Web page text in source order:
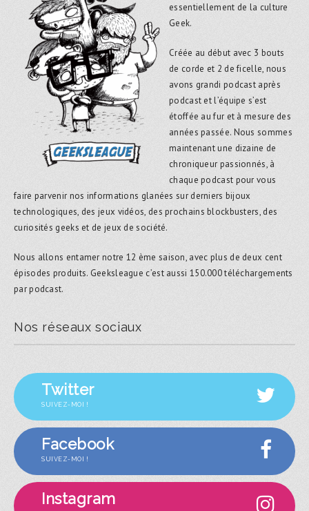
essentiellement de la culture
Geek.
Créée au début avec 3 bouts
de corde et 2 de ficelle, nous
avons grandi podcast après
podcast et l’équipe s’est
étoffée au fur et à mesure des
années passée. Nous sommes
maintenant une dizaine de
chroniqueur passionnés, à
chaque podcast pour vous
faire parvenir nos informations glanées sur derniers bijoux
technologiques, des jeux vidéos, des prochains blockbusters, des
curiosités geeks et de jeux de société.
Nous allons entamer notre 12 ème saison, avec plus de deux cent
épisodes produits. Geeksleague c’est aussi 150.000 téléchargements
par podcast.
Nos réseaux sociaux
Twitter
SUIVEZ-MOI !
Facebook
SUIVEZ-MOI !
Instagram